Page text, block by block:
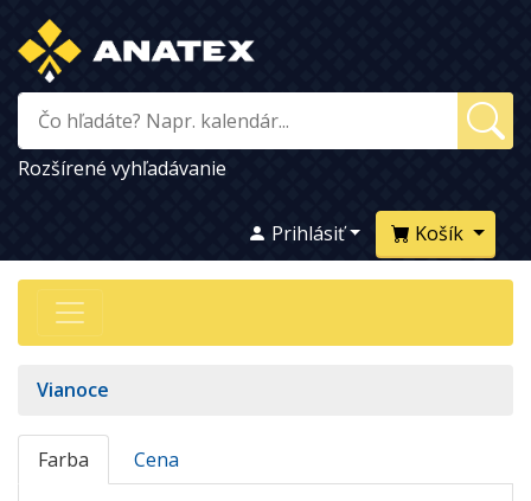
Rozšírené vyhľadávanie
Košík
Prihlásiť
Vianoce
Farba Cena